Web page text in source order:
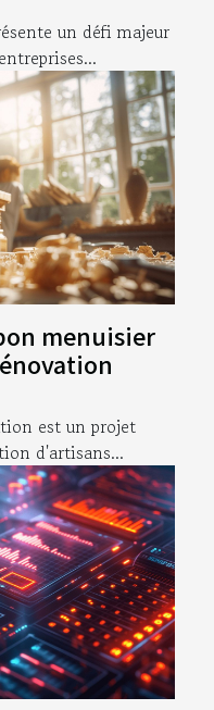
un défi majeur
menuisier
est un projet
d'artisans...